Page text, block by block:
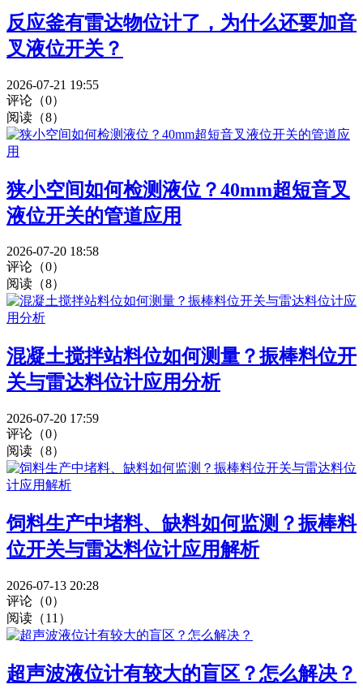
反应釜有雷达物位计了，为什么还要加音
叉液位开关？
2026-07-21 19:55
评论（0）
阅读（8）
狭小空间如何检测液位？40mm超短音叉
液位开关的管道应用
2026-07-20 18:58
评论（0）
阅读（8）
混凝土搅拌站料位如何测量？振棒料位开
关与雷达料位计应用分析
2026-07-20 17:59
评论（0）
阅读（8）
饲料生产中堵料、缺料如何监测？振棒料
位开关与雷达料位计应用解析
2026-07-13 20:28
评论（0）
阅读（11）
超声波液位计有较大的盲区？怎么解决？